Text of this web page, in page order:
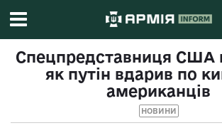
Спецпредставниця США
як путін вдарив по
американців
НОВИНИ